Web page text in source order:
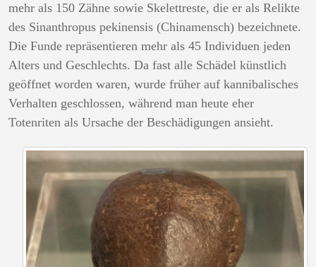
mehr als 150 Zähne sowie Skelettreste, die er als Relikte
des Sinanthropus pekinensis (Chinamensch) bezeichnete.
Die Funde repräsentieren mehr als 45 Individuen jeden
Alters und Geschlechts. Da fast alle Schädel künstlich
geöffnet worden waren, wurde früher auf kannibalisches
Verhalten geschlossen, während man heute eher
Totenriten als Ursache der Beschädigungen ansieht.